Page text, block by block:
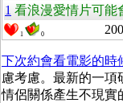
1 看浪漫愛情片可能
1 0
下次約會看電影的時
慮考慮。最新的一項
情侶關係產生不現實